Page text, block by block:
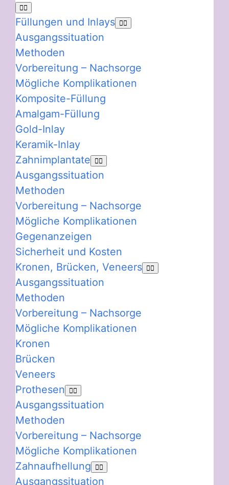
Füllungen und Inlays
Ausgangssituation
Methoden
Vorbereitung – Nachsorge
Mögliche Komplikationen
Komposite-Füllung
Amalgam-Füllung
Gold-Inlay
Keramik-Inlay
Zahnimplantate
Ausgangssituation
Methoden
Vorbereitung – Nachsorge
Mögliche Komplikationen
Gegenanzeigen
Sicherheit und Kosten
Kronen, Brücken, Veneers
Ausgangssituation
Methoden
Vorbereitung – Nachsorge
Mögliche Komplikationen
Kronen
Brücken
Veneers
Prothesen
Ausgangssituation
Methoden
Vorbereitung – Nachsorge
Mögliche Komplikationen
Zahnaufhellung
Ausgangssituation